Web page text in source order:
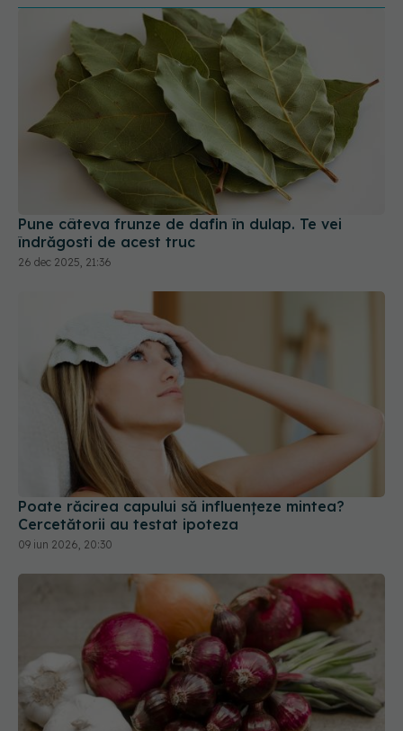
Pune câteva frunze de dafin în dulap. Te vei
îndrăgosti de acest truc
26 dec 2025, 21:36
Poate răcirea capului să influențeze mintea?
Cercetătorii au testat ipoteza
09 iun 2026, 20:30